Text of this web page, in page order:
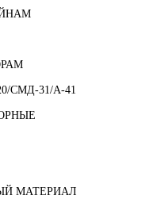
СМД-31/A-41
МАТЕРИАЛ